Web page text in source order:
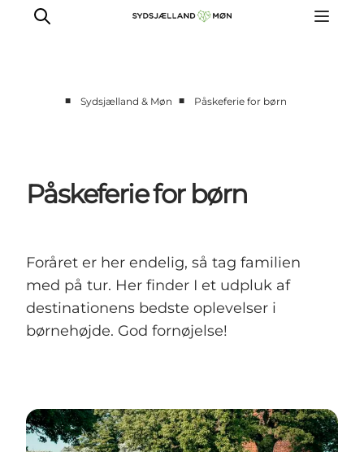
Events
Spis
Planlæg din tur
■ Sydsjælland & Møn ■ Påskeferie for børn
Påskeferie for børn
Foråret er her endelig, så tag familien
med på tur. Her finder I et udpluk af
destinationens bedste oplevelser i
børnehøjde. God fornøjelse!